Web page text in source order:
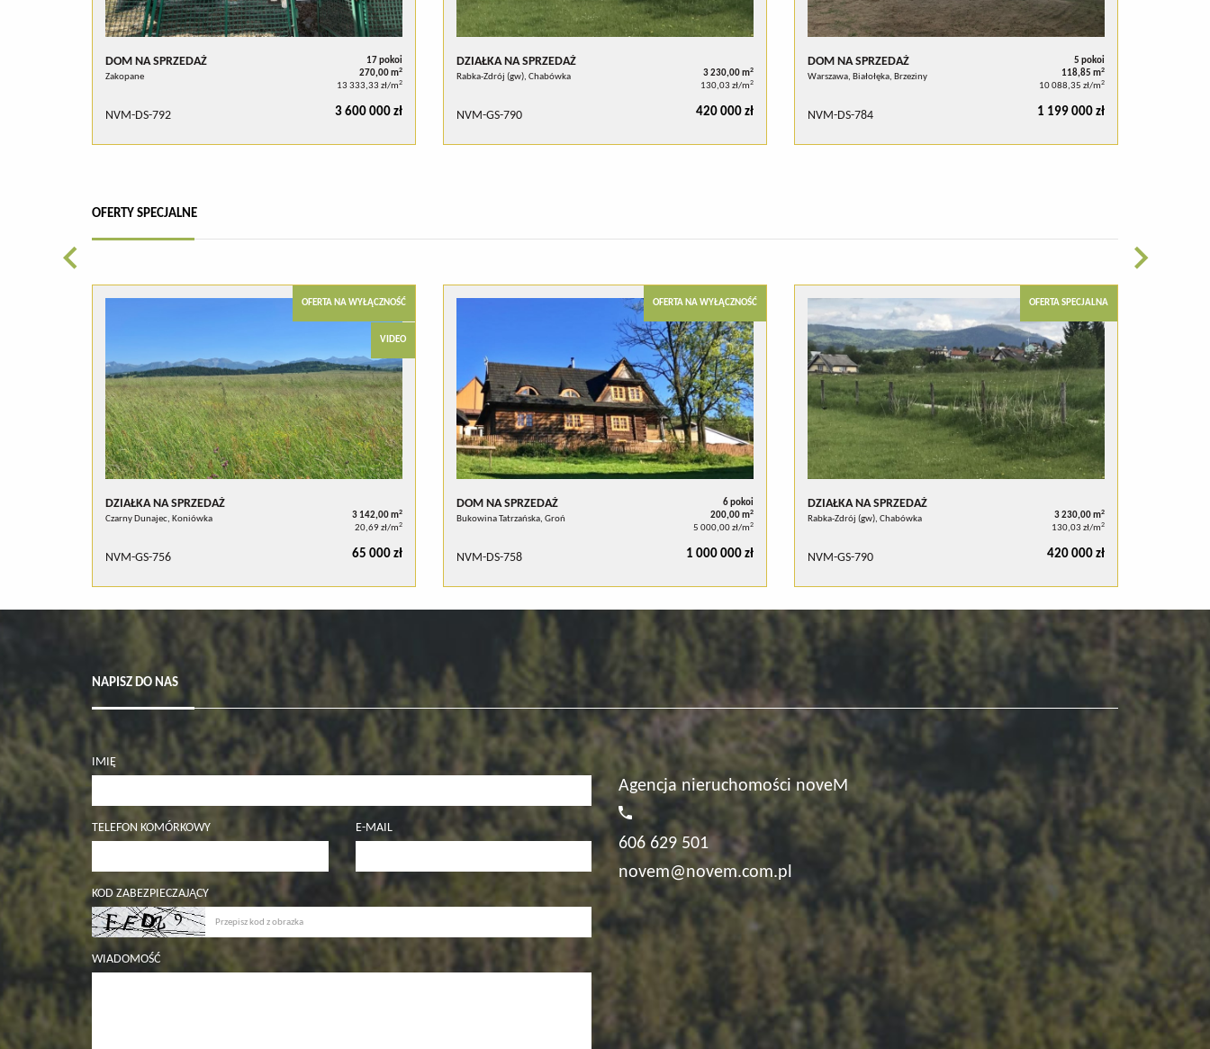
DOM NA SPRZEDAŻ
Zakopane
17 pokoi
270,00 m2
13 333,33 zł/m2
NVM-DS-792 3 600 000 zł
DZIAŁKA NA SPRZEDAŻ
Rabka-Zdrój (gw), Chabówka 3 230,00 m2
130,03 zł/m2
NVM-GS-790 420 000 zł
DOM NA SPRZEDAŻ
Warszawa, Białołęka, Brzeziny
5 pokoi
118,85 m2
10 088,35 zł/m2
NVM-DS-784 1 199 000 zł
OFERTY SPECJALNE
OFERTA NA WYŁĄCZNOŚĆ
VIDEO
DZIAŁKA NA SPRZEDAŻ
Czarny Dunajec, Koniówka 3 142,00 m2
20,69 zł/m2
NVM-GS-756 65 000 zł
OFERTA NA WYŁĄCZNOŚĆ
DOM NA SPRZEDAŻ
Bukowina Tatrzańska, Groń
6 pokoi
200,00 m2
5 000,00 zł/m2
NVM-DS-758 1 000 000 zł
OFERTA SPECJALNA
DZIAŁKA NA SPRZEDAŻ
Rabka-Zdrój (gw), Chabówka 3 230,00 m2
130,03 zł/m2
NVM-GS-790 420 000 zł
NAPISZ DO NAS
IMIĘ
TELEFON KOMÓRKOWY E-MAIL
KOD ZABEZPIECZAJĄCY
WIADOMOŚĆ
Agencja nieruchomości noveM
606 629 501
novem@novem.com.pl